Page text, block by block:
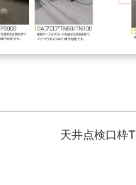
天井点検口枠T